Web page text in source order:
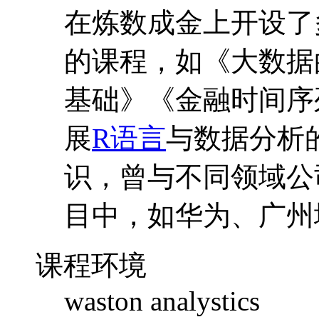
在炼数成金上开设
的课程，如《大数
基础》《金融时间
展R语言与数据分析
识，曾与不同领域
目中，如华为、广
课程环境
waston analystics